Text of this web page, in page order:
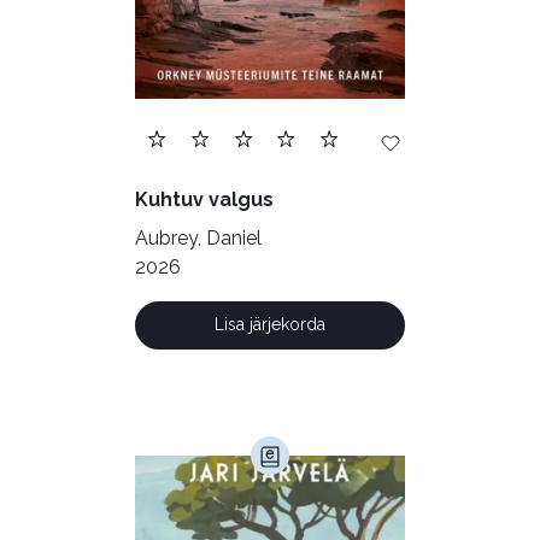
Geograafia (65)
Haridus (20)
Ilukirjandus (4255)
Krimi ja põnevik (1286)
Kultuur ja teadus (45)
Kunst ja looming (86)
Laste- ja noortekirjandus (581)
Loodusteadus (32)
Maamajandus (24)
Kuhtuv valgus
Aubrey, Daniel
2026
Lisa järjekorda